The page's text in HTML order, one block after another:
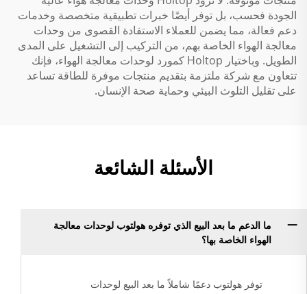
الجودة فحسب، بل توفر أيضًا خبرات تطبيقية متخصصة وخدمات
دعم فعالة، مما يضمن للعملاء الاستفادة القصوى من وحدات
معالجة الهواء الخاصة بهم، من التركيب إلى التشغيل على المدى
الطويل. وباختيار Holtop كمورد لوحدات معالجة الهواء، فإنك
تتعاون مع شركة ملتزمة بتقديم منتجات موفرة للطاقة تساعد
على تقليل التلوث البيئي وحماية صحة الإنسان.
الأسئلة الشائعة
ما الدعم ما بعد البيع الذي توفره هولتوب لوحدات معالجة
الهواء الخاصة بها؟
توفر هولتوب دعمًا شاملاً ما بعد البيع لوحدات